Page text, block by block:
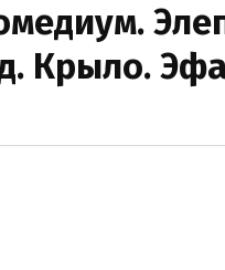
Крыло.